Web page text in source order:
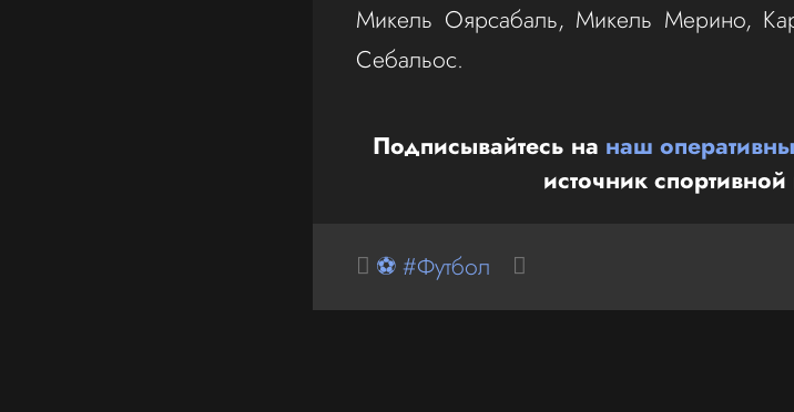
Микель Оярсабаль, Микель Мерино,
Себальос.
Подписывайтесь на наш
источник
⚽ #Футбол